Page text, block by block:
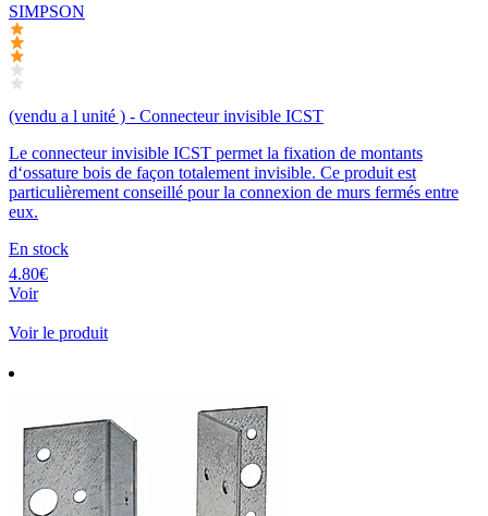
SIMPSON
(vendu a l unité ) - Connecteur invisible ICST
Le connecteur invisible ICST permet la fixation de montants
d‘ossature bois de façon totalement invisible. Ce produit est
particulièrement conseillé pour la connexion de murs fermés entre
eux.
En stock
4.80€
Voir
Voir le produit